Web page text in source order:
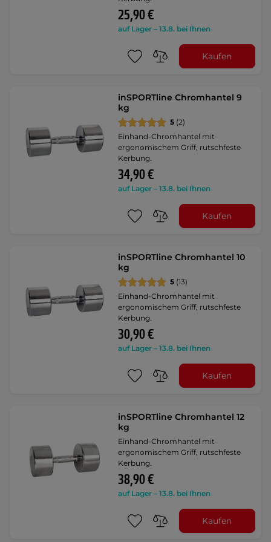
25,90 €
auf Lager – 13.8. bei Ihnen
Kaufen
inSPORTline Chromhantel 9
kg
5 (2)
Einhand-Chromhantel mit
ergonomischem Griff, rutschfeste
Kerbung.
34,90 €
auf Lager – 13.8. bei Ihnen
Kaufen
inSPORTline Chromhantel 10
kg
5 (13)
Einhand-Chromhantel mit
ergonomischem Griff, rutschfeste
Kerbung.
30,90 €
auf Lager – 13.8. bei Ihnen
Kaufen
inSPORTline Chromhantel 12
kg
Einhand-Chromhantel mit
ergonomischem Griff, rutschfeste
Kerbung.
38,90 €
auf Lager – 13.8. bei Ihnen
Kaufen